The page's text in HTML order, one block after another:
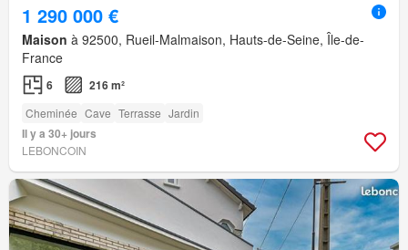
1 290 000 €
Maison à 92500, Rueil-Malmaison, Hauts-de-Seine, Île-de-
France
6 216 m²
Cheminée Cave Terrasse Jardin
Il y a 30+ jours
LEBONCOIN